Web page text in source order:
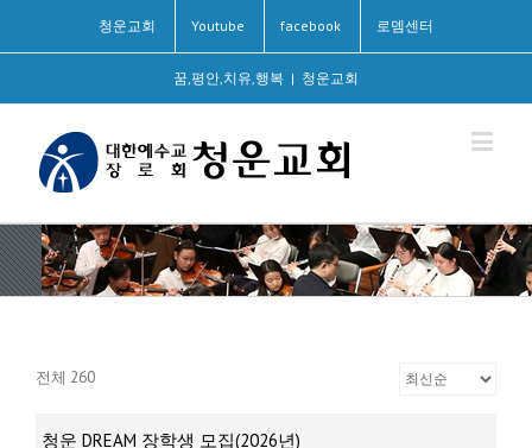
청운교회 Youtube facebook 로뎀센터
꿈,평안,치유,행복 | 청운교회
전체 260
청운 DREAM 장학생 모집(2026년)